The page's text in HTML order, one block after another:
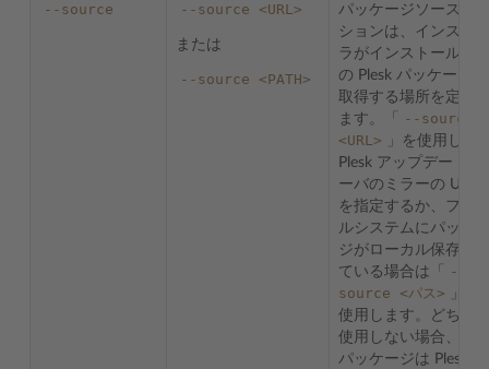
--source --source <URL>
または
--source <PATH>
パッケージソースオ
ションは、インスト
ラがインストール対
の Plesk パッケージを
取得する場所を定義
ます。「
--source
<URL>
」を使用して
Plesk アップデートサ
ーバのミラーの URL
を指定するか、ファ
ルシステムにパッケ
ジがローカル保存さ
ている場合は「
--
source
<パス>
」を
使用します。どちら
使用しない場合、
パッケージは Plesk ア